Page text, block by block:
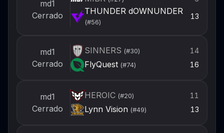
md1
Cerrado
THUNDER dOWNUNDER
(#56)
13
md1
Cerrado
SINNERS (#30) 14
FlyQuest(#74) 16
md1
Cerrado
HEROIC(#20) 11
Lynn Vision(#49) 13